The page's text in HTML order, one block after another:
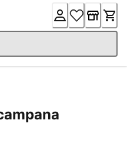
attuale 92,88 €
93,00 €